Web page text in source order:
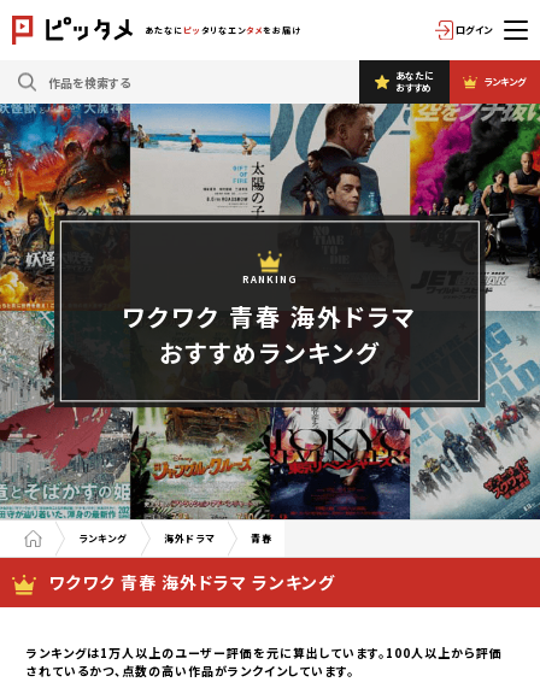
あたなに ピッ タリなエンタメをお届け ログイン
あなたに
おすすめ
ランキング
RANKING
ワクワク 青春 海外ドラマ
おすすめランキング
ランキング 海外ドラマ 青春
ワクワク 青春 海外ドラマ ランキング
ランキングは1万人以上のユーザー評価を元に算出しています。100人以上から評価
されているかつ、点数の高い作品がランクインしています。